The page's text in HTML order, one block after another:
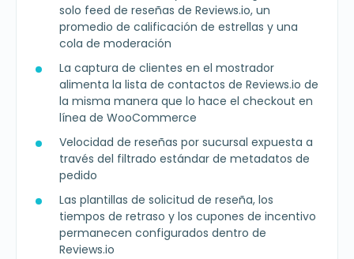
solo feed de reseñas de Reviews.io, un
promedio de calificación de estrellas y una
cola de moderación
La captura de clientes en el mostrador
alimenta la lista de contactos de Reviews.io de
la misma manera que lo hace el checkout en
línea de WooCommerce
Velocidad de reseñas por sucursal expuesta a
través del filtrado estándar de metadatos de
pedido
Las plantillas de solicitud de reseña, los
tiempos de retraso y los cupones de incentivo
permanecen configurados dentro de
Reviews.io